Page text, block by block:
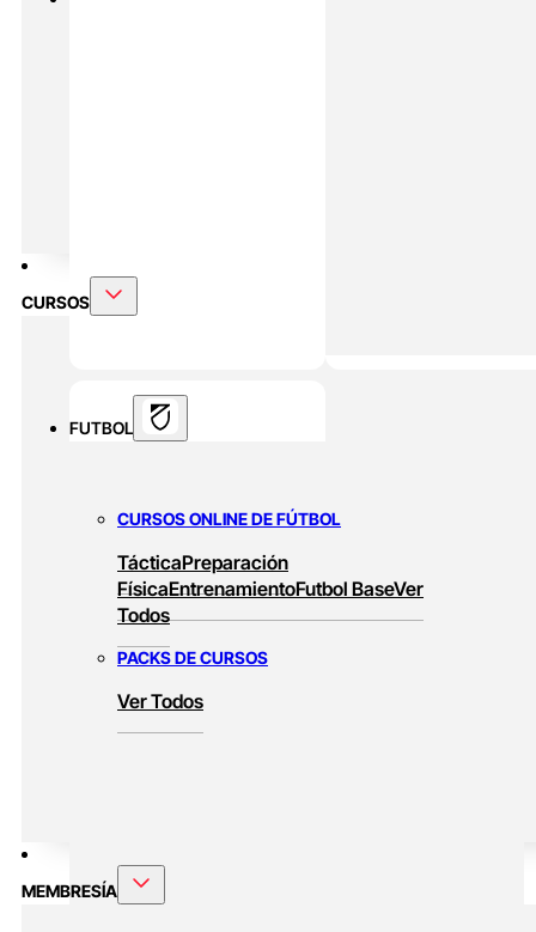
CURSOS
FUTBOL
CURSOS ONLINE DE FÚTBOL
TácticaPreparación
FísicaEntrenamientoFutbol BaseVer
Todos
PACKS DE CURSOS
Ver Todos
MEMBRESÍA